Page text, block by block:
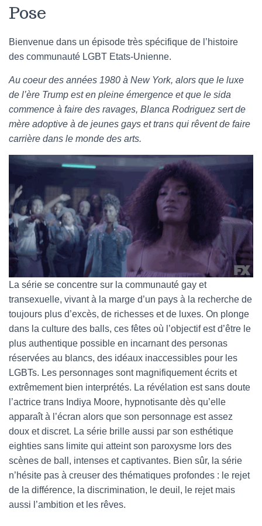
Pose
Bienvenue dans un épisode très spécifique de l’histoire
des communauté LGBT Etats-Unienne.
Au coeur des années 1980 à New York, alors que le luxe
de l’ère Trump est en pleine émergence et que le sida
commence à faire des ravages, Blanca Rodriguez sert de
mère adoptive à de jeunes gays et trans qui rêvent de faire
carrière dans le monde des arts.
La série se concentre sur la communauté gay et
transexuelle, vivant à la marge d’un pays à la recherche de
toujours plus d’excès, de richesses et de luxes. On plonge
dans la culture des balls, ces fêtes où l’objectif est d’être le
plus authentique possible en incarnant des personas
réservées au blancs, des idéaux inaccessibles pour les
LGBTs. Les personnages sont magnifiquement écrits et
extrêmement bien interprétés. La révélation est sans doute
l’actrice trans Indiya Moore, hypnotisante dès qu’elle
apparaît à l’écran alors que son personnage est assez
doux et discret. La série brille aussi par son esthétique
eighties sans limite qui atteint son paroxysme lors des
scènes de ball, intenses et captivantes. Bien sûr, la série
n’hésite pas à creuser des thématiques profondes : le rejet
de la différence, la discrimination, le deuil, le rejet mais
aussi l’ambition et les rêves.